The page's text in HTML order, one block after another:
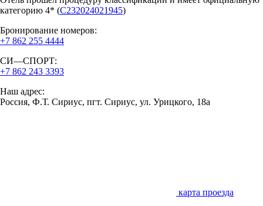
категорию 4* (С232024021945)
Бронирование номеров:
+7 862 255 4444
СИ—СПОРТ:
+7 862 243 3393
Наш адрес:
Россия, Ф.Т. Сириус, пгт. Сириус, ул. Урицкого, 18а
карта проезда